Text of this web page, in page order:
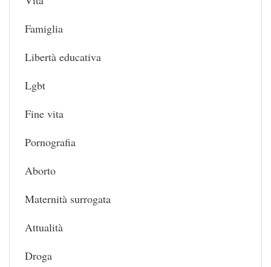
Famiglia
Libertà educativa
Lgbt
Fine vita
Pornografia
Aborto
Maternità surrogata
Attualità
Droga